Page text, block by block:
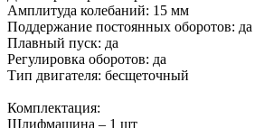
Амплитуда колебаний: 15 мм
Поддержание постоянных оборотов: да
Плавный пуск: да
Регулировка оборотов: да
Тип двигателя: бесщеточный
Комплектация:
Шлифмашина – 1 шт